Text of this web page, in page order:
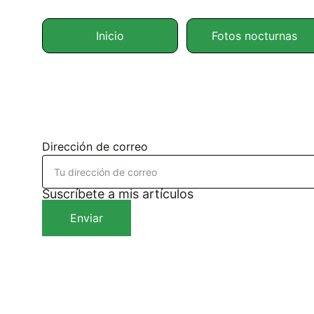
Fotos nocturnas
Inicio
Dirección de correo
Enviar
Suscríbete a mis artículos